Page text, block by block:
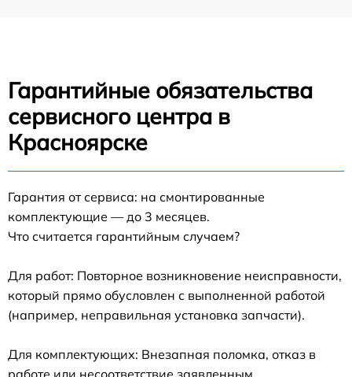
Гарантийные обязательства
сервисного центра в
Красноярске
Гарантия от сервиса: на смонтированные
комплектующие — до 3 месяцев.
Что считается гарантийным случаем?
Для работ: Повторное возникновение неисправности,
который прямо обусловлен с выполненной работой
(например, неправильная установка запчасти).
Для комплектующих: Внезапная поломка, отказ в
работе или несоответствие заявленным